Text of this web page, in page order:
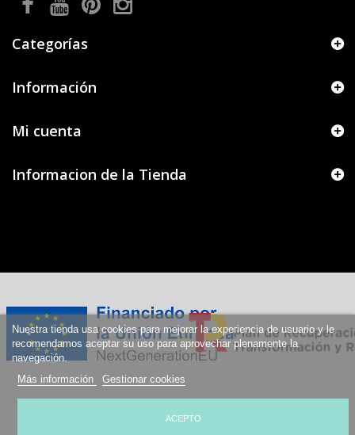
Nuestra tienda usa cookies para mejorar la experiencia de usuario y le
recomendamos aceptar su uso para aprovechar plenamente la
navegación.
Más información
Gestionar cookies
ACEPTO
Categorías
Información
Mi cuenta
Informacion de la Tienda